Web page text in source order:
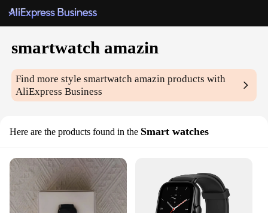
smartwatch amazin
Find more stylesmartwatch amazin products with
AliExpress Business
Here are the products found in the Smart watches